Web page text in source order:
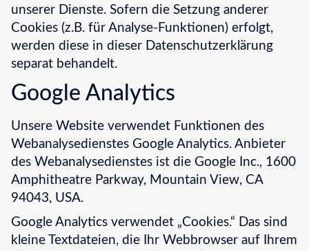
unserer Dienste. Sofern die Setzung anderer
Cookies (z.B. für Analyse-Funktionen) erfolgt,
werden diese in dieser Datenschutzerklärung
separat behandelt.
Google Analytics
Unsere Website verwendet Funktionen des
Webanalysedienstes Google Analytics. Anbieter
des Webanalysedienstes ist die Google Inc., 1600
Amphitheatre Parkway, Mountain View, CA
94043, USA.
Google Analytics verwendet „Cookies.“ Das sind
kleine Textdateien, die Ihr Webbrowser auf Ihrem